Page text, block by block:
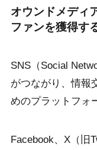
オウンドメディ
ファンを獲得す
SNS（Social
がつながり、情報
めのプラットフォ
Facebook、X（旧